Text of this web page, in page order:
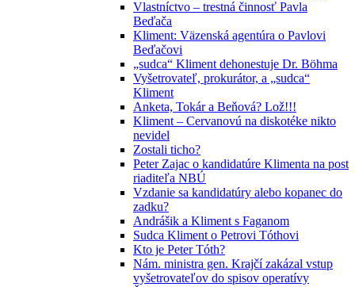
Vlastníctvo – trestná činnosť Pavla
Beďača
Kliment: Väzenská agentúra o Pavlovi
Beďačovi
„sudca“ Kliment dehonestuje Dr. Böhma
Vyšetrovateľ, prokurátor, a „sudca“
Kliment
Anketa, Tokár a Beňová? Lož!!!
Kliment – Cervanovú na diskotéke nikto
nevidel
Zostali ticho?
Peter Zajac o kandidatúre Klimenta na post
riaditeľa NBÚ
Vzdanie sa kandidatúry alebo kopanec do
zadku?
Andrášik a Kliment s Faganom
Sudca Kliment o Petrovi Tóthovi
Kto je Peter Tóth?
Nám. ministra gen. Krajčí zakázal vstup
vyšetrovateľov do spisov operatívy